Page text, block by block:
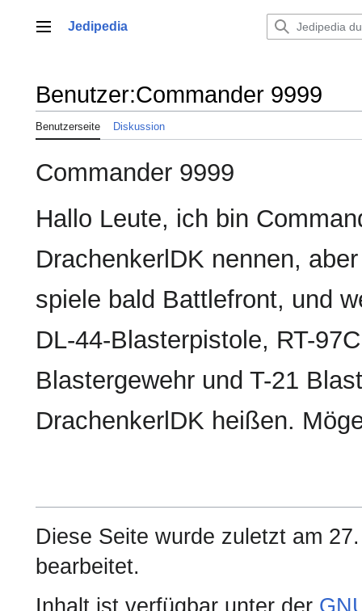
springenHauptmenü
Jedipedia
Benutzer:Commander 9999
Benutzerseite Diskussion
Commander 9999
Hallo Leute, ich bin
DrachenkerlDK nennen,
spiele bald Battlefront, und
DL-44-Blasterpistole, RT-
Blastergewehr und T-21
DrachenkerlDK heißen.
Diese Seite wurde zuletzt am
bearbeitet.